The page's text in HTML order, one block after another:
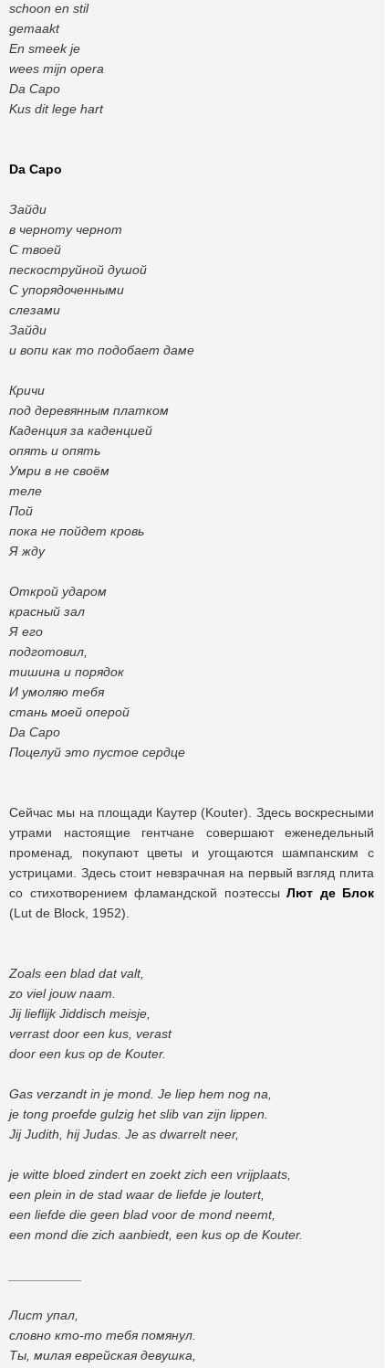
schoon en stil
gemaakt
En smeek je
wees mijn opera
Da Capo
Kus dit lege hart
Da Capo
Зайди
в черноту чернот
С твоей
пескоструйной душой
С упорядоченными
слезами
Зайди
и вопи как то подобает даме
Кричи
под деревянным платком
Каденция за каденцией
опять и опять
Умри в не своём
теле
Пой
пока не пойдет кровь
Я жду
Открой ударом
красный зал
Я его
подготовил,
тишина и порядок
И умоляю тебя
стань моей оперой
Da Capo
Поцелуй это пустое сердце
Сейчас мы на площади Каутер (Kouter). Здесь воскресными
утрами настоящие гентчане совершают еженедельный
променад, покупают цветы и угощаются шампанским с
устрицами. Здесь стоит невзрачная на первый взгляд плита
со стихотворением фламандской поэтессы Лют де Блок
(Lut de Block, 1952).
Zoals een blad dat valt,
zo viel jouw naam.
Jij lieflijk Jiddisch meisje,
verrast door een kus, verast
door een kus op de Kouter.
Gas verzandt in je mond. Je liep hem nog na,
je tong proefde gulzig het slib van zijn lippen.
Jij Judith, hij Judas. Je as dwarrelt neer,
je witte bloed zindert en zoekt zich een vrijplaats,
een plein in de stad waar de liefde je loutert,
een liefde die geen blad voor de mond neemt,
een mond die zich aanbiedt, een kus op de Kouter.
Лист упал,
словно кто-то тебя помянул.
Ты, милая еврейская девушка,